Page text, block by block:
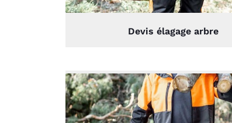
Devis élagage arbre